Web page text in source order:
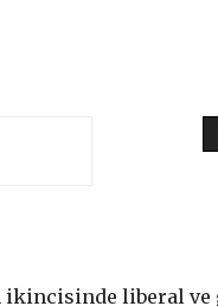
ikincisinde liberal